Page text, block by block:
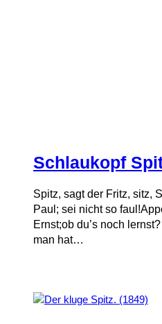
Schlaukopf
Spitz, sagt der Fritz, sitz,
Paul; sei nicht so
Ernst;ob du’s noch
man hat…